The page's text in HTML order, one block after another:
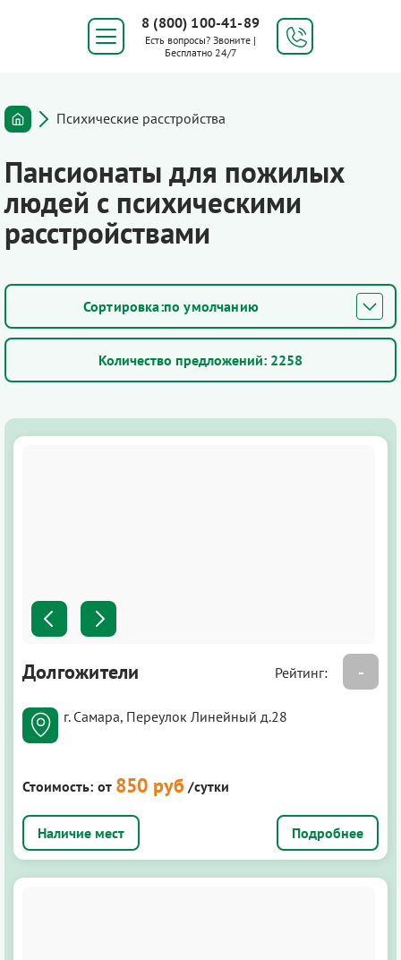
8 (800) 100-41-89
Есть вопросы? Звоните |
Бесплатно 24/7
Психические расстройства
Пансионаты для пожилых
людей с психическими
расстройствами
по умолчанию
Количество предложений: 2258
Долгожители Рейтинг: -
г. Самара, Переулок Линейный д.28
Стоимость: от 850 руб /сутки
Подробнее